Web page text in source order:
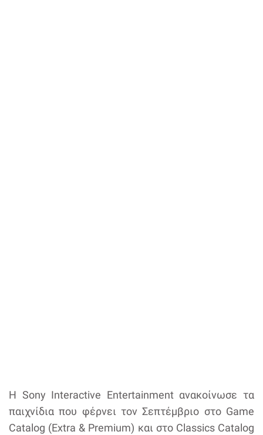
Η Sony Interactive Entertainment ανακοίνωσε τα
παιχνίδια που φέρνει τον Σεπτέμβριο στο Game
Catalog (Extra & Premium) και στο Classics Catalog